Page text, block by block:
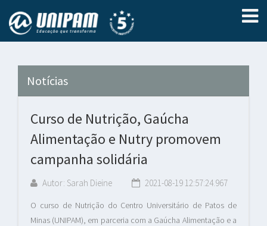
Notícias
Curso de Nutrição, Gaúcha
Alimentação e Nutry promovem
campanha solidária
Autor: Sarah Dieine 2021-08-19 12:57:24.967
O curso de Nutrição do Centro Universitário de Patos de
Minas (UNIPAM), em parceria com a Gaúcha Alimentação e a